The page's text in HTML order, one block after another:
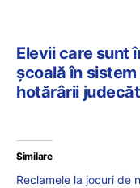
Elevii care sunt
școală în
hotărârii
Similare
Reclamele la jocuri de